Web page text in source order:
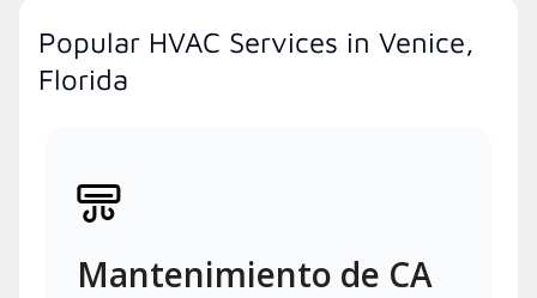
Popular HVAC Services in Venice,
Florida
Mantenimiento de CA